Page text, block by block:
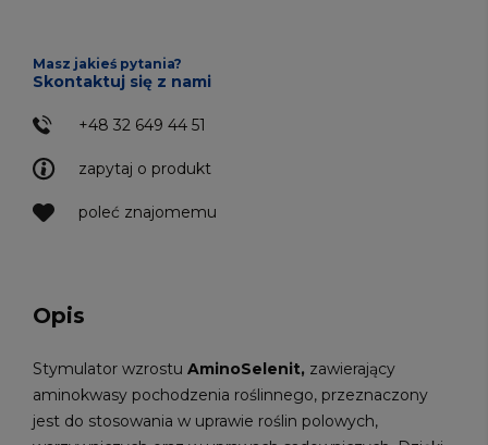
zapytaj o produkt
poleć znajomemu
Masz jakieś pytania?
Skontaktuj się z nami
+48 32 649 44 51
Opis
Stymulator wzrostu AminoSelenit, zawierający
aminokwasy pochodzenia roślinnego, przeznaczony
jest do stosowania w uprawie roślin polowych,